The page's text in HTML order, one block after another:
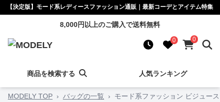
【決定版】モード系レディースファッション通販｜最新コーデとアイテム特集
8,000円以上のご購入で送料無料
0 0
商品を検索する 人気ランキング
MODELY TOP › バッグの一覧 › モード系ファッション ビジュー